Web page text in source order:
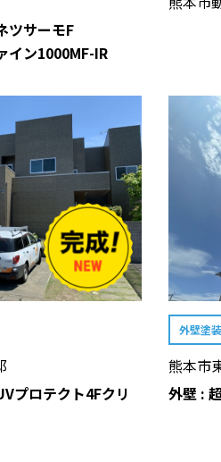
ツサーモF
イン1000MF-IR
プロテクト4Fクリ
外壁塗装
熊本市
外壁 :